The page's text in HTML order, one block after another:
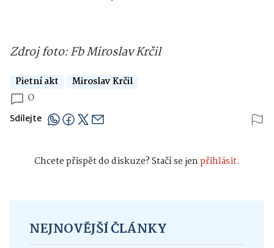
Zdroj foto: Fb Miroslav Krčil
Pietní akt Miroslav Krčil
0
Sdílejte
Chcete přispět do diskuze? Stačí se jen přihlásit.
NEJNOVĚJŠÍ ČLÁNKY